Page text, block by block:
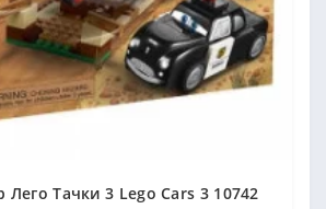
Лего Тачки 3 Lego Cars 3 10742